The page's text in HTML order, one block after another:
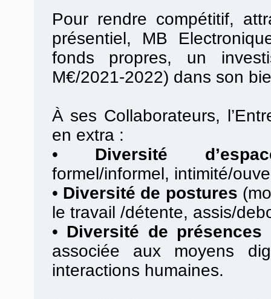
Pour rendre compétitif,
présentiel, MB
fonds propres, un
M€/2021-2022) dans son
À ses Collaborateurs,
en extra :
• Diversité
formel/informel, intimité/
• Diversité de postures
le travail /détente, assis/
• Diversité de
associée aux moyens
interactions humaines.